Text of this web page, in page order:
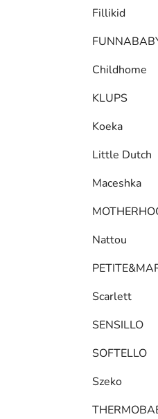
Fillikid
Childhome
KLUPS
Koeka
Little Dutch
Maceshka
Nattou
Scarlett
SENSILLO
SOFTELLO
Szeko